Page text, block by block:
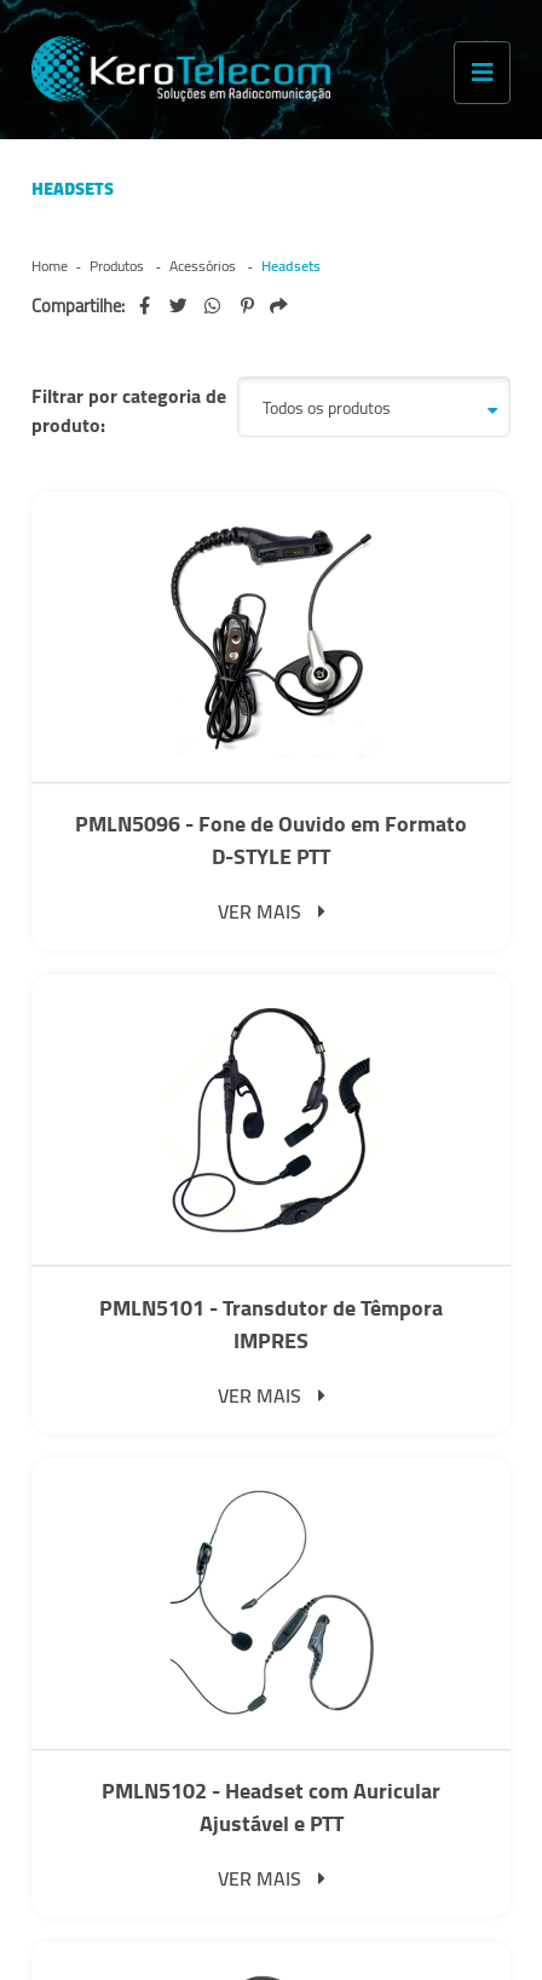
HEADSETS
Home Produtos Acessórios Headsets
Compartilhe:
Filtrar por categoria de
produto:
PMLN5096 - Fone de Ouvido em Formato
D-STYLE PTT
VER MAIS
PMLN5101 - Transdutor de Têmpora
IMPRES
VER MAIS
PMLN5102 - Headset com Auricular
Ajustável e PTT
VER MAIS